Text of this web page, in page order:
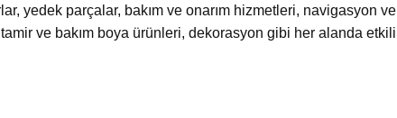
yedek parçalar, bakım ve onarım hizmetleri, navigasyon ve
ve bakım boya ürünleri, dekorasyon gibi her alanda etkili